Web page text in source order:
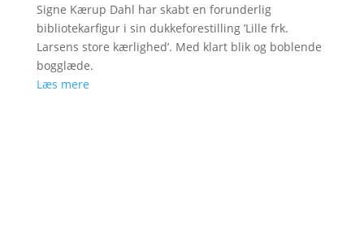
Signe Kærup Dahl har skabt en forunderlig
bibliotekarfigur i sin dukkeforestilling ’Lille frk.
Larsens store kærlighed’. Med klart blik og boblende
bogglæde.
Læs mere